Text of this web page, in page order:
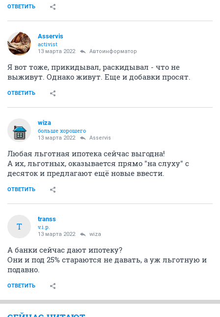
ОТВЕТИТЬ
Asservis
activist
13 марта 2022 Автоинформатор
Я вот тоже, прикидывал, раскидывал - что не
выживут. Однако живут. Еще и добавки просят.
ОТВЕТИТЬ
wiza
больше хорошего
13 марта 2022 Asservis
Любая льготная ипотека сейчас выгодна!
А их, льготных, оказывается прямо "на слуху" с
десяток и предлагают ещё новые ввести.
ОТВЕТИТЬ
T
transs
v.i.p.
13 марта 2022 wiza
А банки сейчас дают ипотеку?
Они и под 25% стараются не давать, а уж льготную и
подавно.
ОТВЕТИТЬ